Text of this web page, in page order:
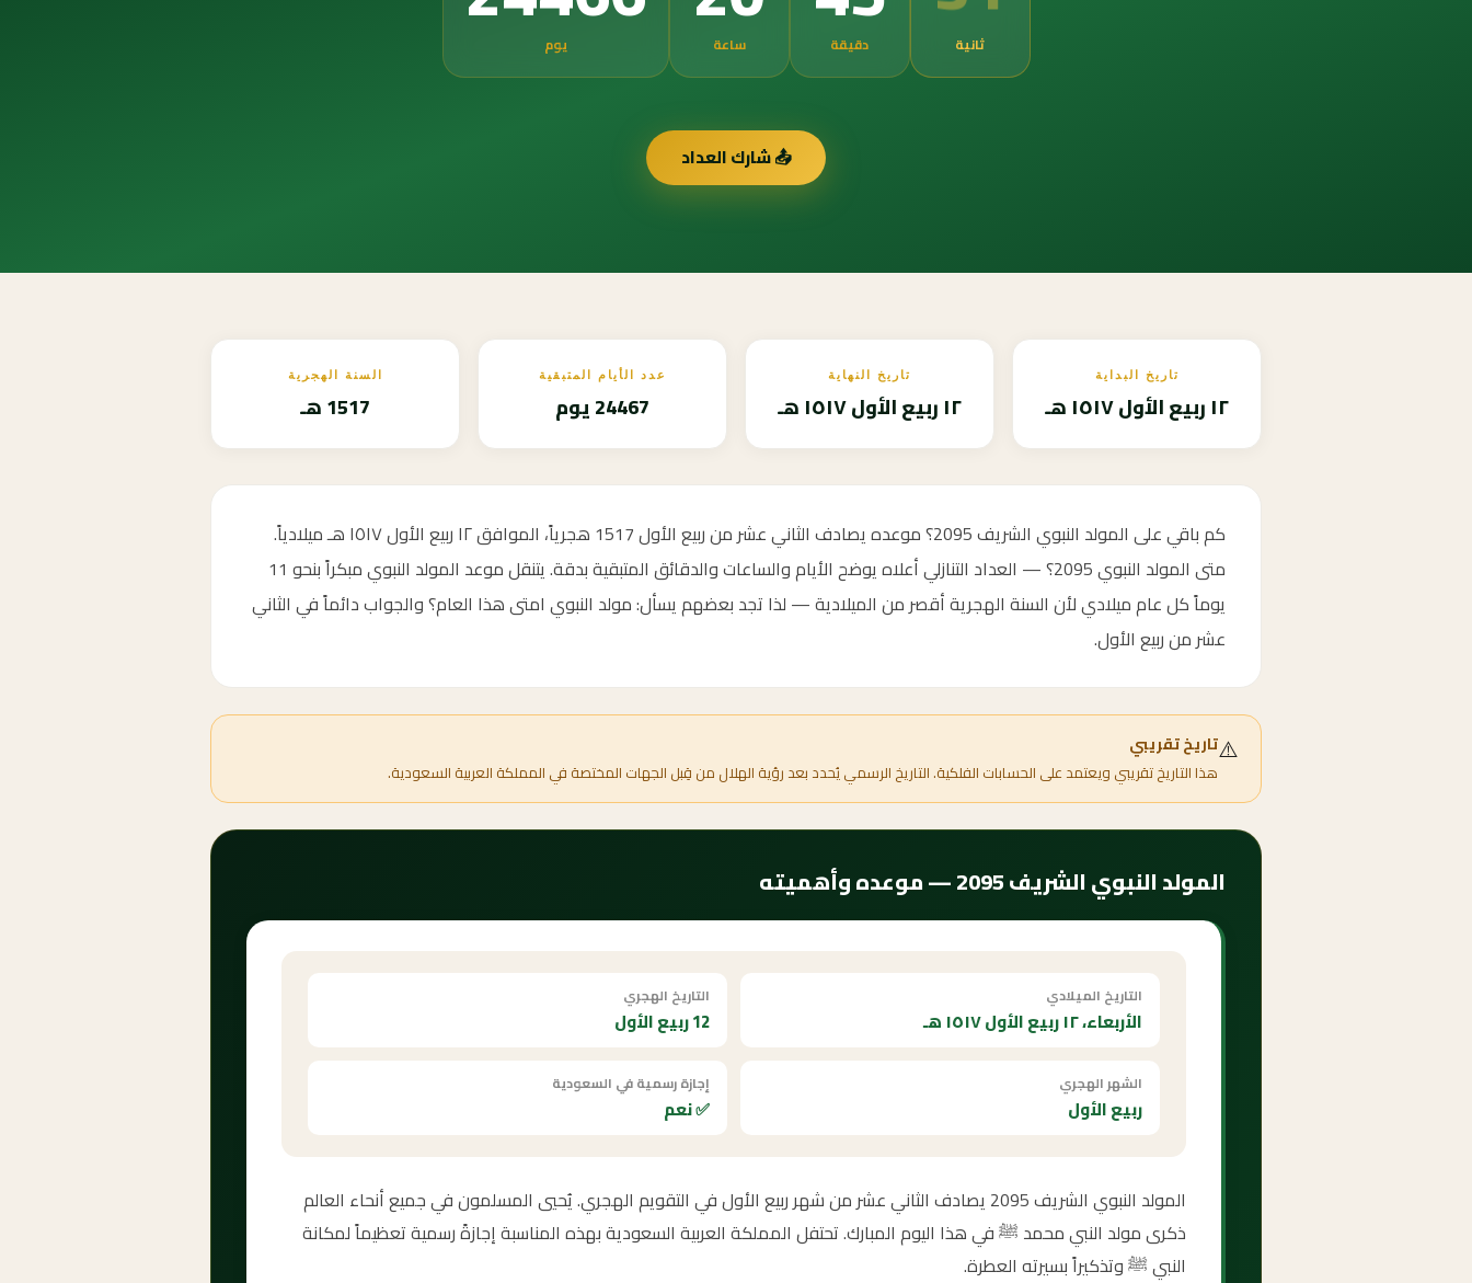
يوم ساعة دقيقة ثانية
📤 شارك العداد
تاريخ البداية
١٢ ربيع الأول ١٥١٧ هـ
تاريخ النهاية
١٢ ربيع الأول ١٥١٧ هـ
عدد الأيام المتبقية
24467 يوم
السنة الهجرية
1517 هـ
كم باقي على المولد النبوي الشريف 2095؟ موعده يصادف الثاني عشر من ربيع الأول 1517 هجرياً، الموافق ١٢ ربيع الأول ١٥١٧ هـ ميلادياً.
متى المولد النبوي 2095؟ — العداد التنازلي أعلاه يوضح الأيام والساعات والدقائق المتبقية بدقة. يتنقل موعد المولد النبوي مبكراً بنحو 11
يوماً كل عام ميلادي لأن السنة الهجرية أقصر من الميلادية — لذا تجد بعضهم يسأل: مولد النبوي امتى هذا العام؟ والجواب دائماً في الثاني
عشر من ربيع الأول.
⚠️تاريخ تقريبي
هذا التاريخ تقريبي ويعتمد على الحسابات الفلكية. التاريخ الرسمي يُحدد بعد رؤية الهلال من قِبل الجهات المختصة في المملكة العربية السعودية.
المولد النبوي الشريف 2095 — موعده وأهميته
التاريخ الميلادي
الأربعاء، ١٢ ربيع الأول ١٥١٧ هـ
التاريخ الهجري
12 ربيع الأول
الشهر الهجري
ربيع الأول
إجازة رسمية في السعودية
✅ نعم
المولد النبوي الشريف 2095 يصادف الثاني عشر من شهر ربيع الأول في التقويم الهجري. يُحيي المسلمون في جميع أنحاء العالم
ذكرى مولد النبي محمد ﷺ في هذا اليوم المبارك. تحتفل المملكة العربية السعودية بهذه المناسبة إجازةً رسمية تعظيماً لمكانة
النبي ﷺ وتذكيراً بسيرته العطرة.